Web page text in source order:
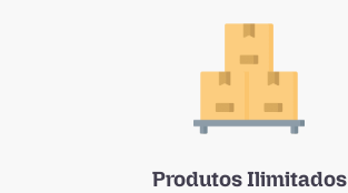
Produtos Ilimitados